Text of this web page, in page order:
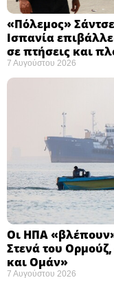
«Πόλεμος»
Ισπανία
σε πτήσεις και
7 Αυγούστου 2026
Οι ΗΠΑ
Στενά του
και Ομάν»
7 Αυγούστου 2026